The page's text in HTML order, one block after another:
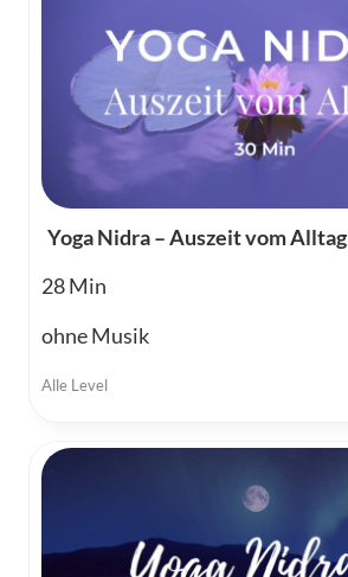
Yoga Nidra – Auszeit vom Alltag
28
ohne Musik
Alle Level